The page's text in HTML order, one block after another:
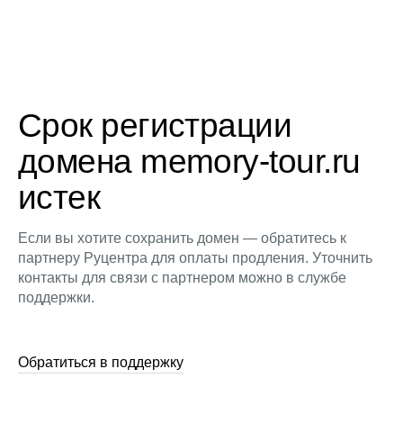
Срок регистрации
домена memory-tour.ru
истек
Если вы хотите сохранить домен — обратитесь к
партнеру Руцентра для оплаты продления. Уточнить
контакты для связи с партнером можно в службе
поддержки.
Обратиться в поддержку